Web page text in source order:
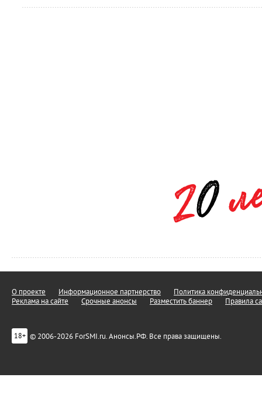
О проекте Информационное партнерство
Политика
Реклама на сайте
Срочные анонсы Разместить баннер Правила
18+ © 2006-2026 ForSMI.ru. Анонсы.РФ. Все права защищены.